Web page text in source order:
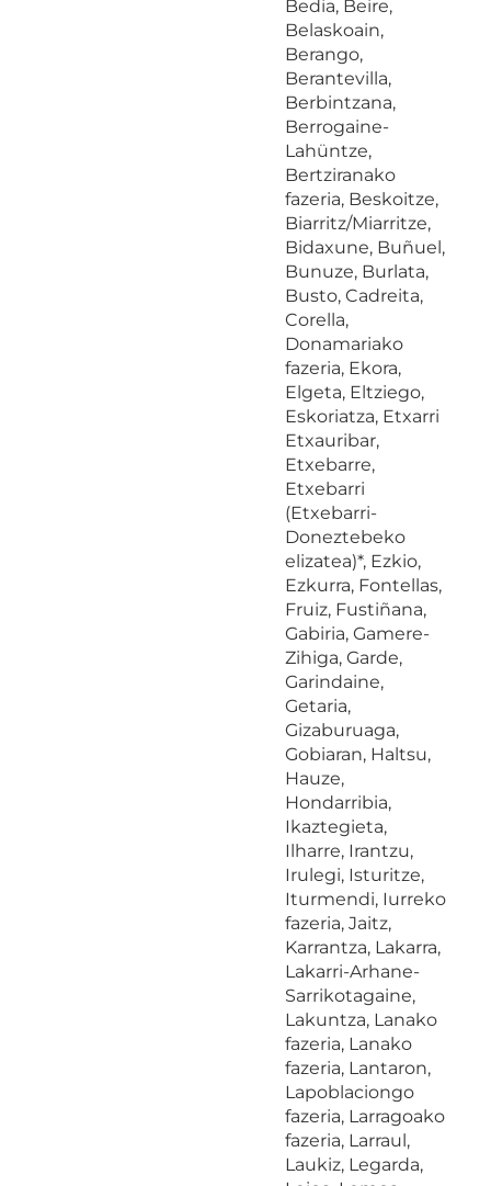
Bedia, Beire,
Belaskoain,
Berango,
Berantevilla,
Berbintzana,
Berrogaine-
Lahüntze,
Bertziranako
fazeria, Beskoitze,
Biarritz/Miarritze,
Bidaxune, Buñuel,
Bunuze, Burlata,
Busto, Cadreita,
Corella,
Donamariako
fazeria, Ekora,
Elgeta, Eltziego,
Eskoriatza, Etxarri
Etxauribar,
Etxebarre,
Etxebarri
(Etxebarri-
Doneztebeko
elizatea)*, Ezkio,
Ezkurra, Fontellas,
Fruiz, Fustiñana,
Gabiria, Gamere-
Zihiga, Garde,
Garindaine,
Getaria,
Gizaburuaga,
Gobiaran, Haltsu,
Hauze,
Hondarribia,
Ikaztegieta,
Ilharre, Irantzu,
Irulegi, Isturitze,
Iturmendi, Iurreko
fazeria, Jaitz,
Karrantza, Lakarra,
Lakarri-Arhane-
Sarrikotagaine,
Lakuntza, Lanako
fazeria, Lanako
fazeria, Lantaron,
Lapoblaciongo
fazeria, Larragoako
fazeria, Larraul,
Laukiz, Legarda,